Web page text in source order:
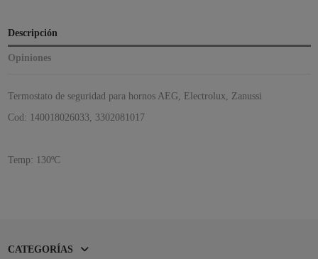
Descripción
Opiniones
Termostato de seguridad para hornos AEG, Electrolux, Zanussi
Cod: 140018026033, 3302081017
Temp: 130ºC
CATEGORÍAS